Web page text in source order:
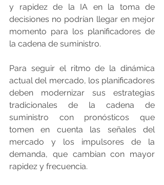
y rapidez de la IA en la toma de
decisiones no podrían llegar en mejor
momento para los planificadores de
la cadena de suministro.
Para seguir el ritmo de la dinámica
actual del mercado, los planificadores
deben modernizar sus estrategias
tradicionales de la cadena de
suministro con pronósticos que
tomen en cuenta las señales del
mercado y los impulsores de la
demanda, que cambian con mayor
rapidez y frecuencia.